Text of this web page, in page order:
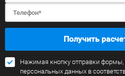
Получить
Нажимая кнопку отправки формы,
персональных данных в